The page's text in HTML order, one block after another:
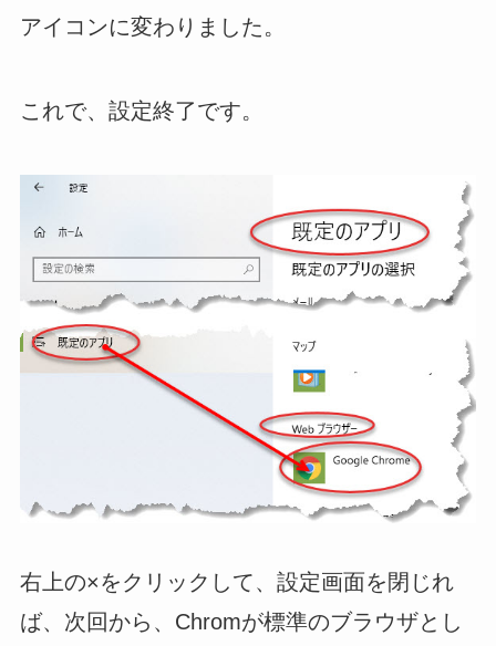
アイコンに変わりました。
これで、設定終了です。
右上の×をクリックして、設定画面を閉じれ
ば、次回から、Chromが標準のブラウザとし